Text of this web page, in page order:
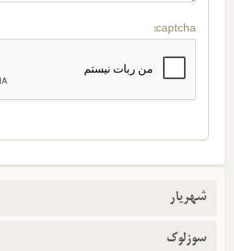
captcha:
شهریار
سوزلوک